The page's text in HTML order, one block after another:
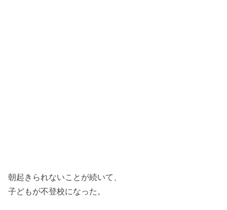
朝起きられないことが続いて、
子どもが不登校になった。